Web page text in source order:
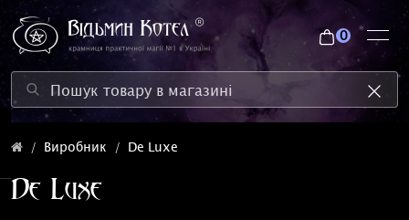
0
Виробник De Luxe
De Luxe